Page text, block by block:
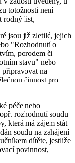
totožnosti není
rodný list,
jsou již zletilé, jejich
"Rozhodnutí o
porodem či
stavu" nebo
připravovat na
činnost pro
péče nebo
rozhodnutí soudu
která má zájem stát
soudu na zahájení
dítěte, jestliže
povinnost,